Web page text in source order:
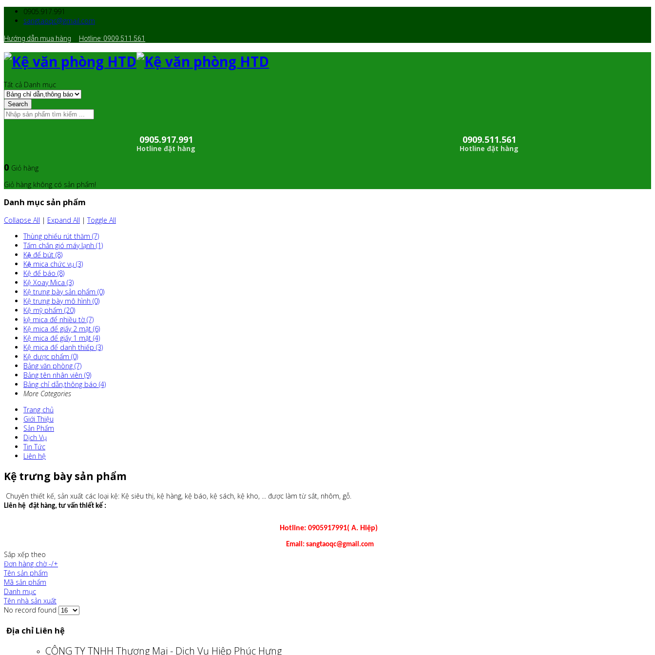
0905.917.991
sangtaoqc@gmail.com
Hướng dẫn mua hàng Hotline: 0909.511.561
Tất cả Danh mục
Search
0905.917.991
Hotline đặt hàng
0909.511.561
Hotline đặt hàng
0 Giỏ hàng
Giỏ hàng không có sản phẩm!
Danh mục sản phẩm
Collapse All | Expand All |Toggle All
Thùng phiếu rút thăm (7)
Tấm chắn gió máy lạnh (1)
Kệ để bút (8)
Kệ mica chức vụ (3)
Kệ để báo (8)
Kệ Xoay Mica (3)
Kệ trưng bày sản phẩm (0)
Kệ trưng bày mô hình (0)
Kệ mỹ phẩm (20)
kệ mica để nhiều tờ (7)
Kệ mica để giấy 2 mặt (6)
Kệ mica để giấy 1 mặt (4)
Kệ mica để danh thiếp (3)
Kệ dược phẩm (0)
Bảng văn phòng (7)
Bảng tên nhân viên (9)
Bảng chỉ dẫn,thông báo (4)
More Categories
Trang chủ
Giới Thiệu
Sản Phẩm
Dịch Vụ
Tin Tức
Liên hệ
Kệ trưng bày sản phẩm
Chuyên thiết kế, sản xuất các loại kệ: Kệ siêu thị, kệ hàng, kệ báo, kệ sách, kệ kho, ... được làm từ sắt, nhôm, gỗ.
Liên hệ đặt hàng, tư vấn thiết kế :
Hotline: 0905917991( A. Hiệp)
Email: sangtaoqc@gmail.com
Sắp xếp theo
Đơn hàng chờ -/+
Tên sản phẩm
Mã sản phẩm
Danh mục
Tên nhà sản xuất
No record found
Địa chỉ Liên hệ
CÔNG TY TNHH Thương Mại - Dịch Vụ Hiệp Phúc Hưng